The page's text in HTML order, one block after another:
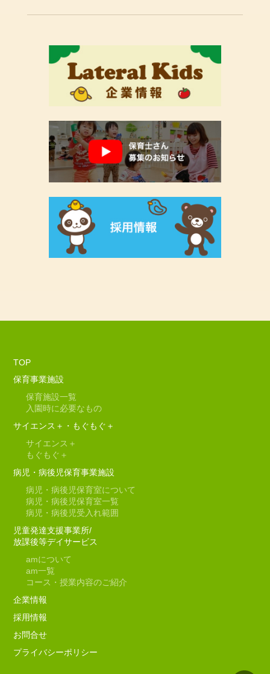
TOP
保育事業施設
保育施設一覧
入園時に必要なもの
サイエンス＋・もぐもぐ＋
サイエンス＋
もぐもぐ＋
病児・病後児保育事業施設
病児・病後児保育室について
病児・病後児保育室一覧
病児・病後児受入れ範囲
児童発達支援事業所/
放課後等デイサービス
amについて
am一覧
コース・授業内容のご紹介
企業情報
採用情報
お問合せ
プライバシーポリシー